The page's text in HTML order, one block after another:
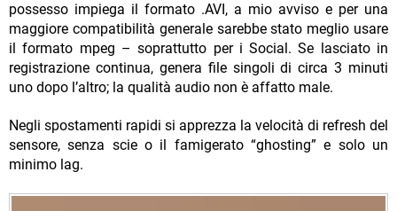
possesso impiega il formato .AVI, a mio avviso e per una
maggiore compatibilità generale sarebbe stato meglio usare
il formato mpeg – soprattutto per i Social. Se lasciato in
registrazione continua, genera file singoli di circa 3 minuti
uno dopo l’altro; la qualità audio non è affatto male.
Negli spostamenti rapidi si apprezza la velocità di refresh del
sensore, senza scie o il famigerato “ghosting” e solo un
minimo lag.